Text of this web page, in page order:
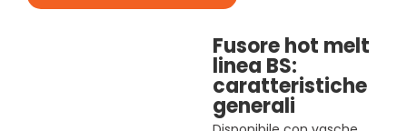
Fusore hot melt
linea BS:
caratteristiche
generali